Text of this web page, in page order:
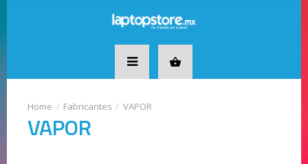
Fabricantes VAPOR
VAPOR